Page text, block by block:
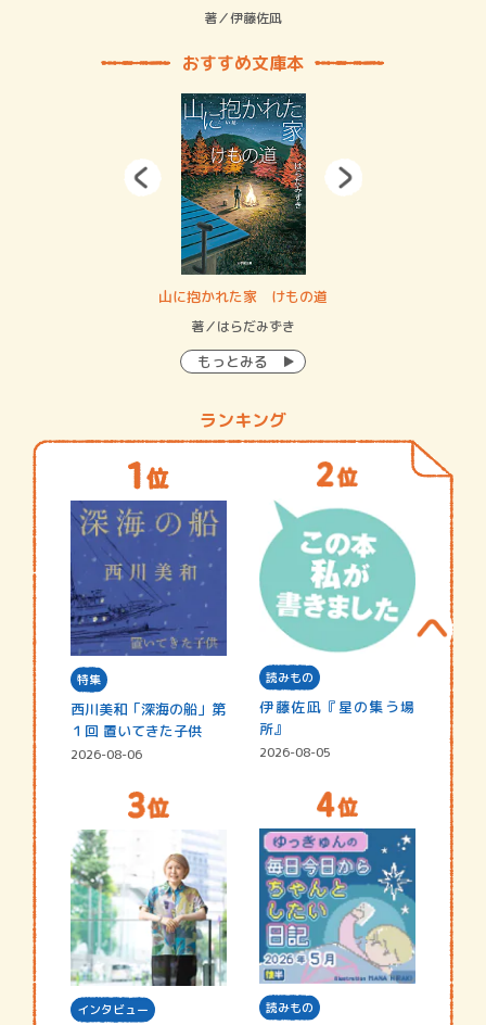
著／伊藤佐凪
おすすめ文庫本
山に抱かれた家 けもの道
著／はらだみずき
もっとみる
ランキング
特集
西川美和「深海の船」第
１回 置いてきた子供
2026-08-06
読みもの
伊藤佐凪『星の集う場
所』
2026-08-05
インタビュー 読みもの